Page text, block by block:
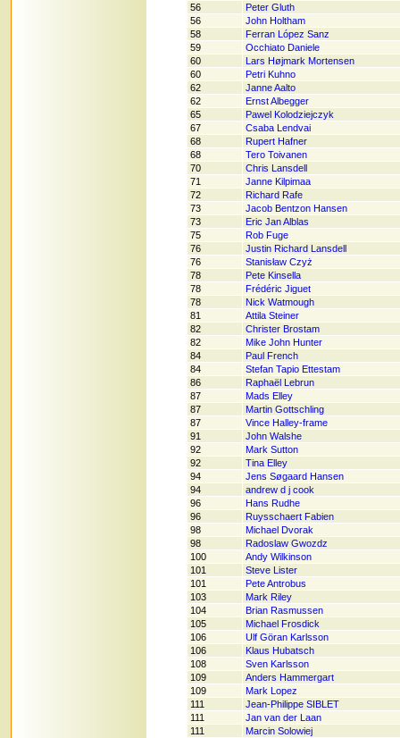
56
Peter Gluth
56
John Holtham
58
Ferran López Sanz
59
Occhiato Daniele
60
Lars Højmark Mortensen
60
Petri Kuhno
62
Janne Aalto
62
Ernst Albegger
65
Pawel Kolodziejczyk
67
Csaba Lendvai
68
Rupert Hafner
68
Tero Toivanen
70
Chris Lansdell
71
Janne Kilpimaa
72
Richard Rafe
73
Jacob Bentzon Hansen
73
Eric Jan Alblas
75
Rob Fuge
76
Justin Richard Lansdell
76
Stanisław Czyż
78
Pete Kinsella
78
Frédéric Jiguet
78
Nick Watmough
81
Attila Steiner
82
Christer Brostam
82
Mike John Hunter
84
Paul French
84
Stefan Tapio Ettestam
86
Raphaël Lebrun
87
Mads Elley
87
Martin Gottschling
87
Vince Halley-frame
91
John Walshe
92
Mark Sutton
92
Tina Elley
94
Jens Søgaard Hansen
94
andrew d j cook
96
Hans Rudhe
96
Ruysschaert Fabien
98
Michael Dvorak
98
Radoslaw Gwozdz
100
Andy Wilkinson
101
Steve Lister
101
Pete Antrobus
103
Mark Riley
104
Brian Rasmussen
105
Michael Frosdick
106
Ulf Göran Karlsson
106
Klaus Hubatsch
108
Sven Karlsson
109
Anders Hammergart
109
Mark Lopez
111
Jean-Philippe SIBLET
111
Jan van der Laan
111
Marcin Solowiej